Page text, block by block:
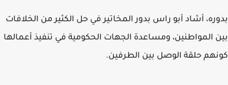
بدوره، أشاد أبو راس بدور المخاتير في حل الكثير من الخلافات
بين المواطنين، ومساعدة الجهات الحكومية في تنفيذ أعمالها
كونهم حلقة الوصل بين الطرفين.